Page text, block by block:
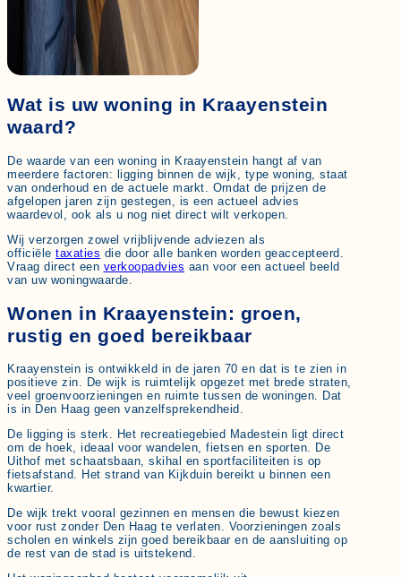
Wat is uw woning in Kraayenstein
waard?
De waarde van een woning in Kraayenstein hangt af van
meerdere factoren: ligging binnen de wijk, type woning, staat
van onderhoud en de actuele markt. Omdat de prijzen de
afgelopen jaren zijn gestegen, is een actueel advies
waardevol, ook als u nog niet direct wilt verkopen.
Wij verzorgen zowel vrijblijvende adviezen als
officiële taxaties die door alle banken worden geaccepteerd.
Vraag direct een verkoopadvies aan voor een actueel beeld
van uw woningwaarde.
Wonen in Kraayenstein: groen,
rustig en goed bereikbaar
Kraayenstein is ontwikkeld in de jaren 70 en dat is te zien in
positieve zin. De wijk is ruimtelijk opgezet met brede straten,
veel groenvoorzieningen en ruimte tussen de woningen. Dat
is in Den Haag geen vanzelfsprekendheid.
De ligging is sterk. Het recreatiegebied Madestein ligt direct
om de hoek, ideaal voor wandelen, fietsen en sporten. De
Uithof met schaatsbaan, skihal en sportfaciliteiten is op
fietsafstand. Het strand van Kijkduin bereikt u binnen een
kwartier.
De wijk trekt vooral gezinnen en mensen die bewust kiezen
voor rust zonder Den Haag te verlaten. Voorzieningen zoals
scholen en winkels zijn goed bereikbaar en de aansluiting op
de rest van de stad is uitstekend.